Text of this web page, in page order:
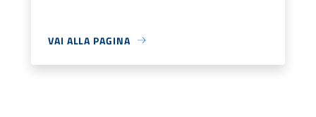
VAI ALLA PAGINA